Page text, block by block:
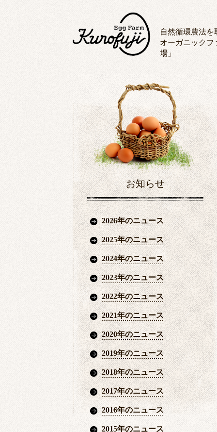
自然循環農法を
オーガニックフ
場」
お知らせ
2026年のニュース
2025年のニュース
2024年のニュース
2023年のニュース
2022年のニュース
2021年のニュース
2020年のニュース
2019年のニュース
2018年のニュース
2017年のニュース
2016年のニュース
2015年のニュース